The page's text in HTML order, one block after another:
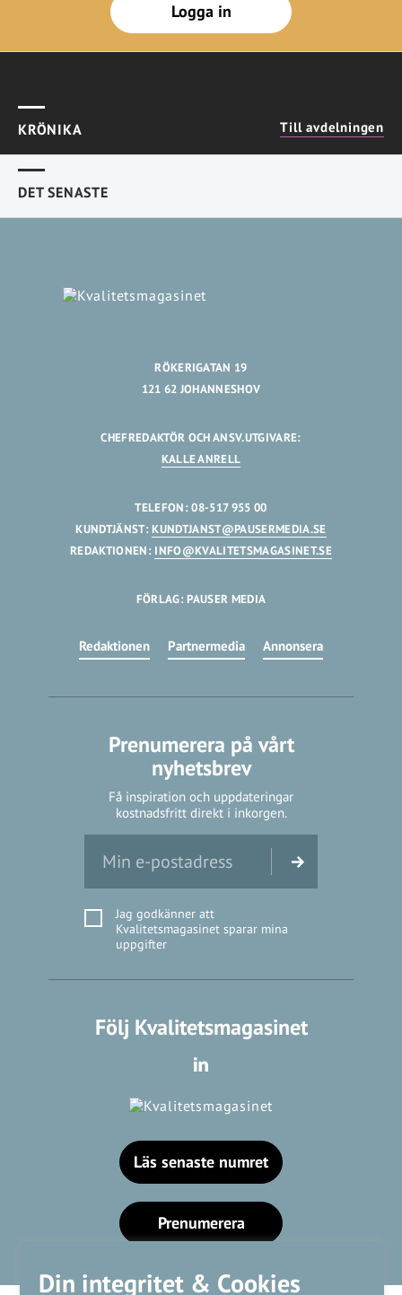
Din integritet & Cookies
Logga in
KRÖNIKA Till avdelningen
DET SENASTE
RÖKERIGATAN 19
121 62 JOHANNESHOV
CHEFREDAKTÖR OCH ANSV.UTGIVARE:
KALLE ANRELL
TELEFON: 08-517 955 00
KUNDTJÄNST:KUNDTJANST@PAUSERMEDIA.SE
REDAKTIONEN: INFO@KVALITETSMAGASINET.SE
FÖRLAG: PAUSER MEDIA
Redaktionen Partnermedia Annonsera
Prenumerera på vårt
nyhetsbrev
Få inspiration och uppdateringar
kostnadsfritt direkt i inkorgen.
Jag godkänner att
Kvalitetsmagasinet sparar mina
uppgifter
Följ Kvalitetsmagasinet
Läs senaste numret
Prenumerera